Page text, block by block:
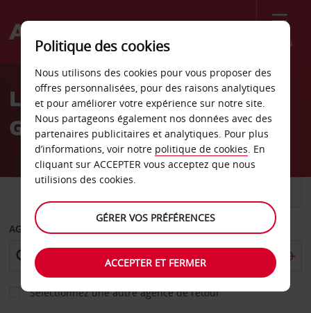
Menu
Welcome
AvisLocation de voiture
Giulianova - Ville
AGENCE DE DÉPART
Sélectionnez une autre agence de retour
Politique des cookies
Nous utilisons des cookies pour vous proposer des
offres personnalisées, pour des raisons analytiques
et pour améliorer votre expérience sur notre site.
Nous partageons également nos données avec des
partenaires publicitaires et analytiques. Pour plus
d’informations, voir notre politique de cookies. En
cliquant sur ACCEPTER vous acceptez que nous
utilisions des cookies.
GÉRER VOS PRÉFÉRENCES
ACCEPTER ET FERMER